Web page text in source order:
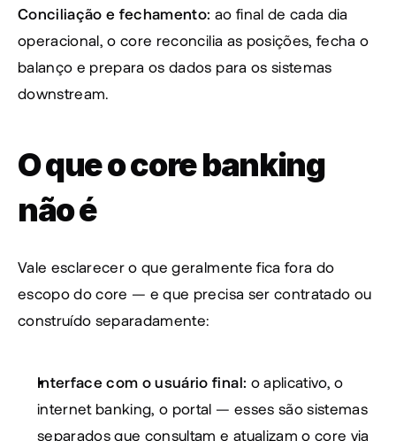
Conciliação e fechamento: ao final de cada dia
operacional, o core reconcilia as posições, fecha o
balanço e prepara os dados para os sistemas
downstream.
O que o core banking
não é
Vale esclarecer o que geralmente fica fora do
escopo do core — e que precisa ser contratado ou
construído separadamente:
Interface com o usuário final: o aplicativo, o
internet banking, o portal — esses são sistemas
separados que consultam e atualizam o core via